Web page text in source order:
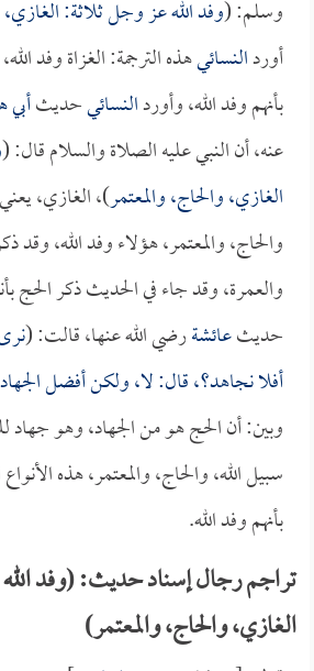
وسلم: (وفد الله عز وجل ثلاثة: الغازي،
أوردالنسائيهذه الترجمة: الغزاة وفد
بأنهم وفد الله، وأوردالنسائيحديثأبي
عنه، أن النبي عليه الصلاة والسلام قال: (
الغازي، والحاج، والمعتمر)، الغازي،
والحاج، والمعتمر، هؤلاء وفد الله، وقد
والعمرة، وقد جاء في الحديث ذكر الحج
حديثعائشةرضي الله عنها، قالت: (
أفلا نجاهد؟، قال: لا، ولكن أفضل
وبين: أن الحج هو من الجهاد، وهو جهاد
سبيل الله، والحاج، والمعتمر، هذه
بأنهم وفد الله.
تراجم رجال إسناد حديث: (وفد
الغازي، والحاج، والمعتمر)